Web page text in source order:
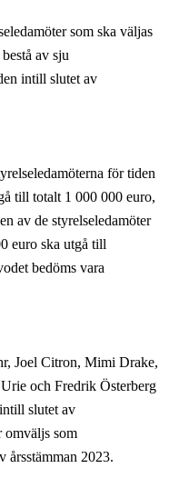
som ska väljas
av sju
intill slutet av
för tiden
till totalt 1 000 000 euro,
av de styrelseledamöter
euro ska utgå till
bedöms vara
Joel Citron, Mimi Drake,
och Fredrik Österberg
slutet av
omväljs som
årsstämman 2023.